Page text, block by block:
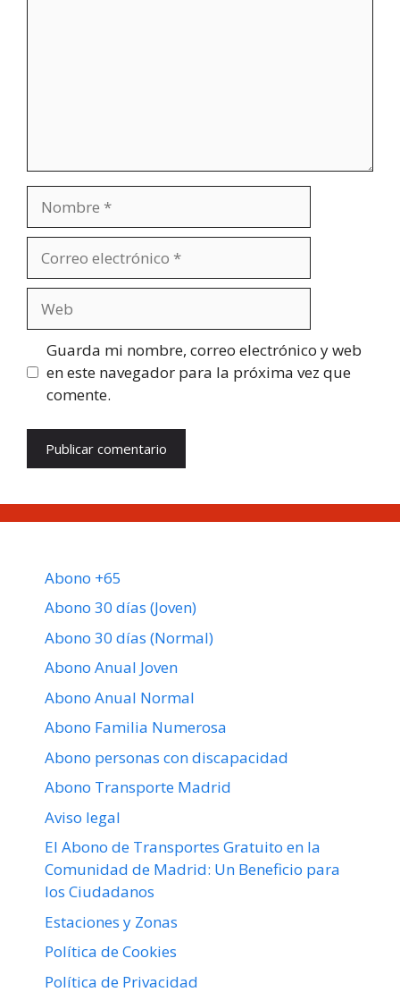
electrónico
Guarda mi nombre, correo electrónico y web
en este navegador para la próxima vez que
comente.
Abono +65
Abono 30 días (Joven)
Abono 30 días (Normal)
Abono Anual Joven
Abono Anual Normal
Abono Familia Numerosa
Abono personas con discapacidad
Abono Transporte Madrid
Aviso legal
El Abono de Transportes Gratuito en la
Comunidad de Madrid: Un Beneficio para
los Ciudadanos
Estaciones y Zonas
Política de Cookies
Política de Privacidad